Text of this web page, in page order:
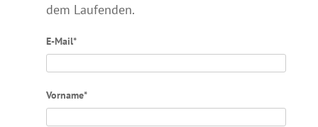
dem Laufenden.
E-Mail*
Vorname*